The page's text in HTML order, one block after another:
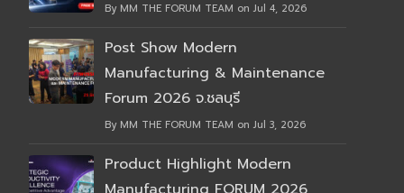
By MM THE FORUM TEAM on Jul 4, 2026
Post Show Modern
Manufacturing & Maintenance
Forum 2026 จ.ชลบุรี
By MM THE FORUM TEAM on Jul 3, 2026
Product Highlight Modern